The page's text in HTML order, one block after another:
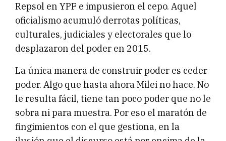
Repsol en YPF e impusieron el cepo. Aquel
oficialismo acumuló derrotas políticas,
culturales, judiciales y electorales que lo
desplazaron del poder en 2015.
La única manera de construir poder es ceder
poder. Algo que hasta ahora Milei no hace. No
le resulta fácil, tiene tan poco poder que no le
sobra ni para muestra. Por eso el maratón de
fingimientos con el que gestiona, en la